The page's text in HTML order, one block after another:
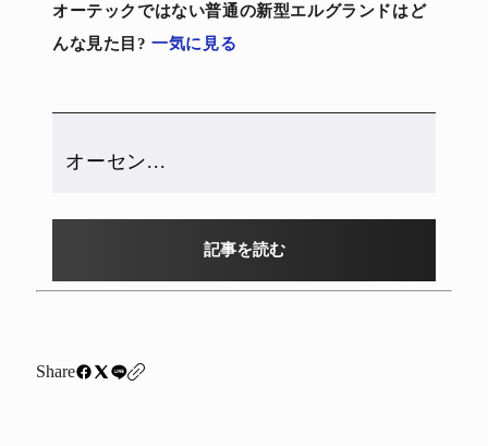
オーテックではない普通の新型エルグランドはど
んな見た目?一気に見る
オーセン...
記事を読む
Share